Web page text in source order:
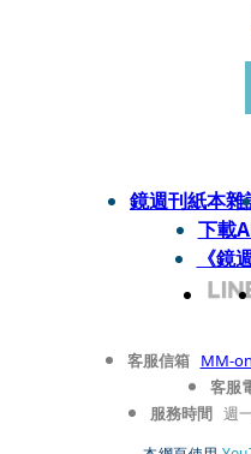
鏡週刊紙本雜
下載
《鏡
客服信箱 MM-
客服
服務時間 週